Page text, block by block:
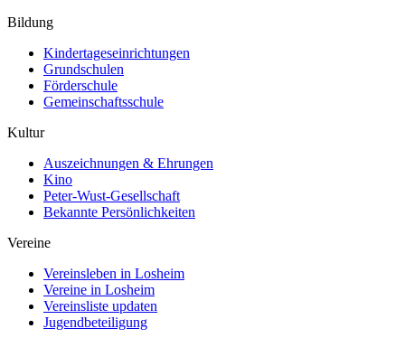
Bildung
Kindertageseinrichtungen
Grundschulen
Förderschule
Gemeinschaftsschule
Kultur
Auszeichnungen & Ehrungen
Kino
Peter-Wust-Gesellschaft
Bekannte Persönlichkeiten
Vereine
Vereinsleben in Losheim
Vereine in Losheim
Vereinsliste updaten
Jugendbeteiligung